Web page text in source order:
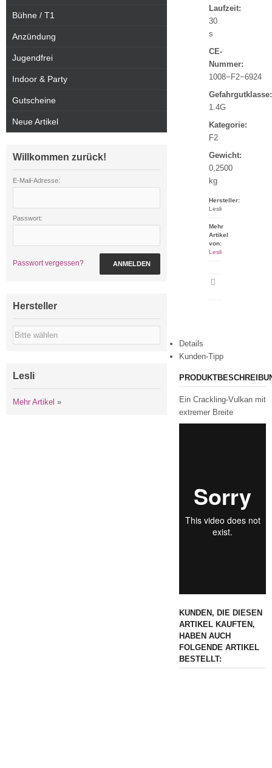
Laufzeit:
30
s
CE-
Nummer:
1008−F2−6924
Gefahrgutklasse:
1.4G
Kategorie:
F2
Gewicht:
0,2500
kg
Hersteller:
Lesli
Mehr
Artikel
von:
Lesli
Details
Kunden-Tipp
Ein Crackling-Vulkan mit
extremer Breite
KUNDEN, DIE DIESEN
ARTIKEL KAUFTEN,
HABEN AUCH
FOLGENDE ARTIKEL
BESTELLT:
Bühne / T1
Anzündung
Jugendfrei
Indoor & Party
Gutscheine
Neue Artikel
Willkommen zurück!
E-Mail-Adresse:
Passwort:
Passwort vergessen? ANMELDEN
Hersteller
Lesli
Mehr Artikel »